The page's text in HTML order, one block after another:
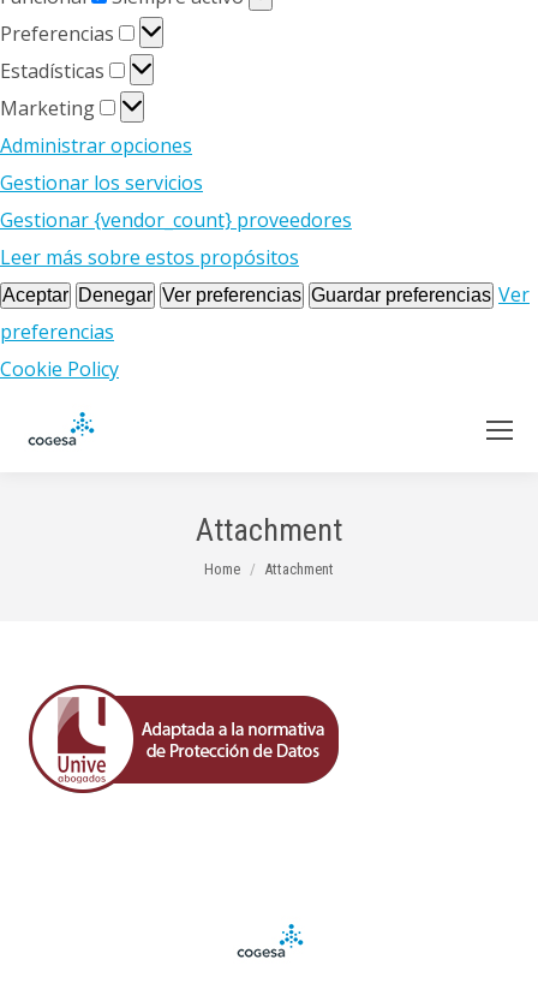
Preferencias
Preferencias
Estadísticas
Estadísticas
Marketing
Marketing
Administrar opciones
Gestionar los servicios
Gestionar {vendor_count} proveedores
Leer más sobre estos propósitos
Aceptar Denegar Ver preferencias Guardar preferencias Ver
preferencias
Cookie Policy
Attachment
You are here:
Home Attachment